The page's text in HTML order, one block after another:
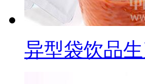
异型袋饮品